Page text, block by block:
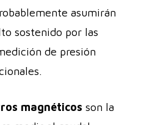
asumirán
sostenido por las
de presión
magnéticos son la